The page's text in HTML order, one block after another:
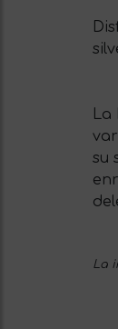
La
su
La